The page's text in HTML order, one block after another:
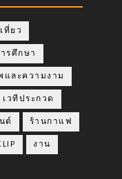
ที่ยว
รศึกษา
และความงาม
เวทีประกวด
ต์ ร้านกาแฟ
งาน